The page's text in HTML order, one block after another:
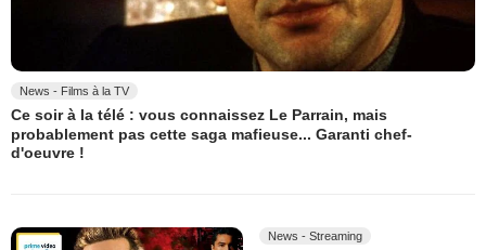
News - Films à la TV
Ce soir à la télé : vous connaissez Le Parrain, mais
probablement pas cette saga mafieuse... Garanti chef-
d'oeuvre !
News - Streaming